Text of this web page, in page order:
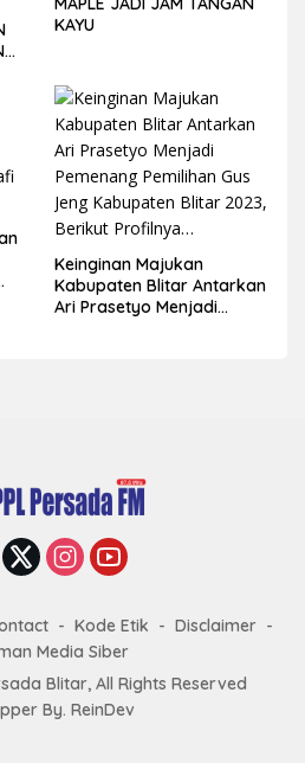
KAYU
Keinginan Majukan
Kabupaten Blitar Antarkan
Ari Prasetyo Menjadi
Kode Etik
Disclaimer
Media Siber
Blitar, All Rights Reserved
By. ReinDev